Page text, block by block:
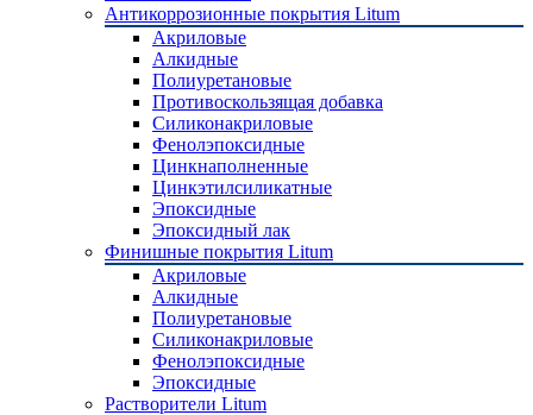
Антикоррозионные покрытия Litum
Акриловые
Алкидные
Полиуретановые
Противоскользящая добавка
Силиконакриловые
Фенолэпоксидные
Цинкнаполненные
Цинкэтилсиликатные
Эпоксидные
Эпоксидный лак
Финишные покрытия Litum
Акриловые
Алкидные
Полиуретановые
Силиконакриловые
Фенолэпоксидные
Эпоксидные
Растворители Litum